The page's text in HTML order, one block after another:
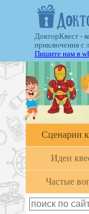
ДокторКвест -
приключения с
Пишите нам в
Cценарии
Идеи
Частые